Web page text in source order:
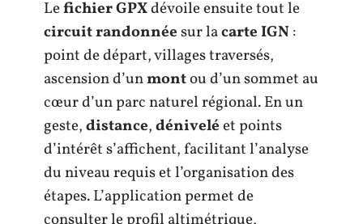
Lefichier GPXdévoile ensuite tout le
circuit randonnéesur lacarte IGN :
point de départ, villages traversés,
ascension d’unmontou d’un sommet au
cœur d’un parc naturel régional. En un
geste,distance,déniveléet points
d’intérêt s’affichent, facilitant l’analyse
du niveau requis et l’organisation des
étapes. L’application permet de